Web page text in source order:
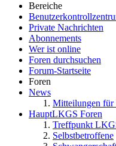
Bereiche
Private Nachrichten
Abonnements
Wer ist online
Foren durchsuchen
Forum-Startseite
Foren
News
Mitteilungen für
HauptLKGS Foren
Treffpunkt
Selbstbetroffene